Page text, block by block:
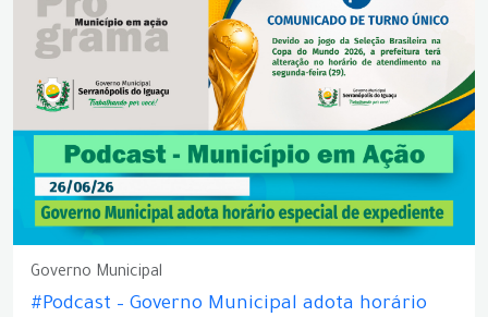
Governo Municipal
#Podcast – Governo Municipal adota horário